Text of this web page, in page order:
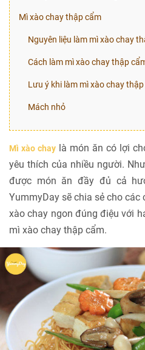
Mì xào chay thập cẩm
Nguyên liệu làm mì xào chay
Cách làm mì xào chay thập
Lưu ý khi làm mì xào chay
Mách nhỏ
Mì xào chay là món ăn có lợi
yêu thích của nhiều người.
được món ăn đầy đủ cả
YummyDay sẽ chia sẻ cho
xào chay ngon đúng điệu với
mì xào chay thập cẩm.